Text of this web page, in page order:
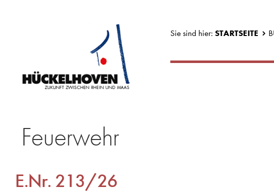
Sie sind hier:STARTSEITE
Feuerwehr
E.Nr. 213/26